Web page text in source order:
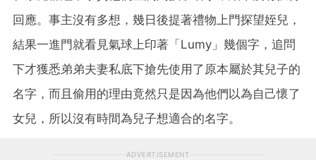
回應。事主沒有多想，幾日後提著禮物上門探望姪兒，
結果一進門就看見氣球上印著「Lumy」幾個字，追問
下才獲悉弟弟夫妻私底下搶先使用了原本屬於其兒子的
名字，而且偷用的理由竟然只是因為他們以為自己懷了
女兒，所以沒有時間為兒子想適合的名字。
ADVERTISEMENT